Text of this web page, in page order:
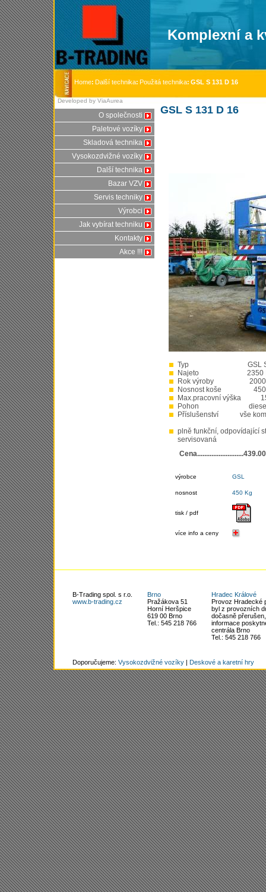
Komplexní a
Home: Další technika: Použitá technika: GSL S 131 D 16
Developed by ViaAurea
GSL S 131 D 16
Typ GSL S
Najeto 2350
Rok výroby 2000
Nosnost koše 450
Max.pracovní výška
Pohon
Příslušenství vše
plně funkční, odpovídající
servisovaná
výrobce GSL
nosnost 450 Kg
tisk / pdf
více info a ceny
O společnosti
Paletové vozíky
Skladová technika
Vysokozdvižné vozíky
Další technika
Bazar VZV
Servis techniky
Výrobci
Jak vybírat techniku
Kontakty
Akce !!!
B-Trading spol. s r.o.
www.b-trading.cz
Brno
Pražákova 51
Horní Heršpice
619 00 Brno
Tel.: 545 218 766
Hradec Králové
Provoz Hradecké
byl z provozních
dočasně přerušen,
informace
centrála Brno
Tel.: 545 218 766
Doporučujeme: Vysokozdvižné vozíky | Deskové a karetní hry